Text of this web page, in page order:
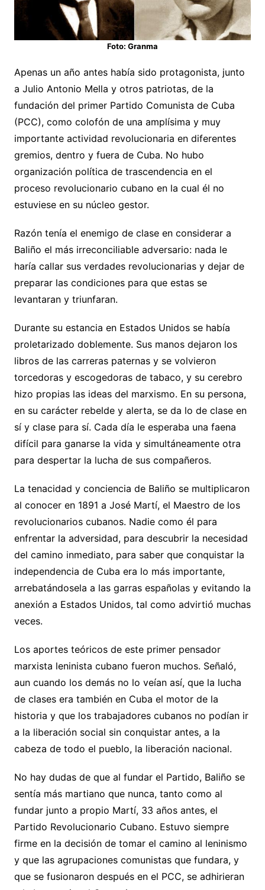
Foto: Granma
Apenas un año antes había sido protagonista, junto
a Julio Antonio Mella y otros patriotas, de la
fundación del primer Partido Comunista de Cuba
(PCC), como colofón de una amplísima y muy
importante actividad revolucionaria en diferentes
gremios, dentro y fuera de Cuba. No hubo
organización política de trascendencia en el
proceso revolucionario cubano en la cual él no
estuviese en su núcleo gestor.
Razón tenía el enemigo de clase en considerar a
Baliño el más irreconciliable adversario: nada le
haría callar sus verdades revolucionarias y dejar de
preparar las condiciones para que estas se
levantaran y triunfaran.
Durante su estancia en Estados Unidos se había
proletarizado doblemente. Sus manos dejaron los
libros de las carreras paternas y se volvieron
torcedoras y escogedoras de tabaco, y su cerebro
hizo propias las ideas del marxismo. En su persona,
en su carácter rebelde y alerta, se da lo de clase en
sí y clase para sí. Cada día le esperaba una faena
difícil para ganarse la vida y simultáneamente otra
para despertar la lucha de sus compañeros.
La tenacidad y conciencia de Baliño se multiplicaron
al conocer en 1891 a José Martí, el Maestro de los
revolucionarios cubanos. Nadie como él para
enfrentar la adversidad, para descubrir la necesidad
del camino inmediato, para saber que conquistar la
independencia de Cuba era lo más importante,
arrebatándosela a las garras españolas y evitando la
anexión a Estados Unidos, tal como advirtió muchas
veces.
Los aportes teóricos de este primer pensador
marxista leninista cubano fueron muchos. Señaló,
aun cuando los demás no lo veían así, que la lucha
de clases era también en Cuba el motor de la
historia y que los trabajadores cubanos no podían ir
a la liberación social sin conquistar antes, a la
cabeza de todo el pueblo, la liberación nacional.
No hay dudas de que al fundar el Partido, Baliño se
sentía más martiano que nunca, tanto como al
fundar junto a propio Martí, 33 años antes, el
Partido Revolucionario Cubano. Estuvo siempre
firme en la decisión de tomar el camino al leninismo
y que las agrupaciones comunistas que fundara, y
que se fusionaron después en el PCC, se adhirieran